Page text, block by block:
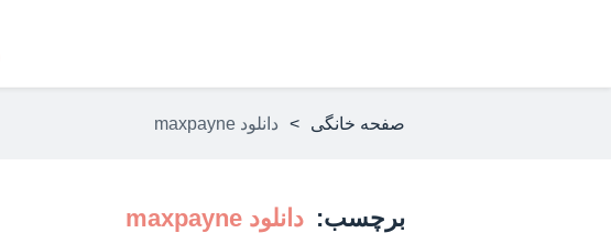
صفحه خانگی > دانلود maxpayne
برچسب: دانلود maxpayne